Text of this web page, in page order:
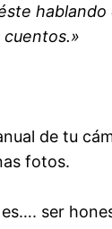
de tu
fotos.
ser